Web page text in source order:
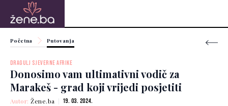
Početna Putovanja
DRAGULJ SJEVERNE AFRIKE
Donosimo vam ultimativni vodič za
Marakeš - grad koji vrijedi posjetiti
Autor:Žene.ba 19. 03. 2024.